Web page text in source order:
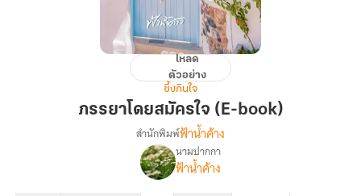
ภรรยา
สมัคร
โหลด
ตัวอย่าง
ซึ้งกินใจ
ภรรยาโดยสมัครใจ (E-book)
เรื่อง
ภรรยา
สำนักพิมพ์ฟ้าน้ำค้าง
นามปากกา
ฟ้าน้ำค้าง